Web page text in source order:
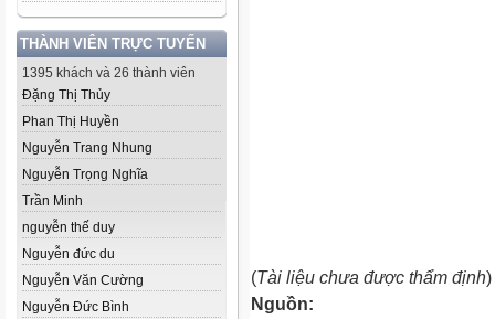
THÀNH VIÊN TRỰC TUYẾN
1395 khách và 26 thành viên
Đặng Thị Thủy
Phan Thị Huyền
Nguyễn Trang Nhung
Nguyễn Trọng Nghĩa
Trần Minh
nguyễn thế duy
Nguyễn đức du
Nguyễn Văn Cường
Nguyễn Đức Bình
(Tài liệu chưa được thẩm định)
Nguồn: